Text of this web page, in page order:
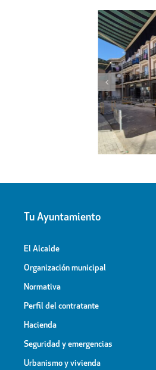
Tu Ayuntamiento
El Alcalde
Organización municipal
Normativa
Perfil del contratante
Hacienda
Seguridad y emergencias
Urbanismo y vivienda